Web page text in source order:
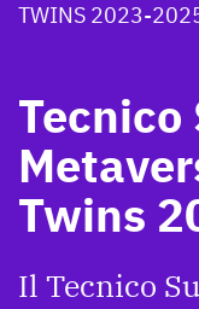
TWINS 2023-
Tecnico
Twins
Il Tecnico